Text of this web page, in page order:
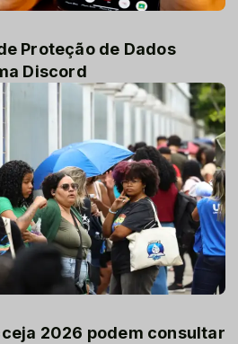
Proteção de Dados
Discord
2026 podem consultar